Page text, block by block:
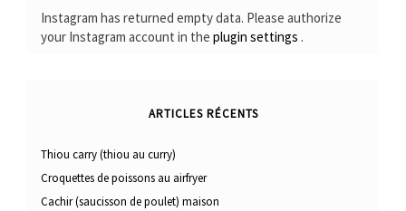
Instagram has returned empty data. Please authorize
your Instagram account in the plugin settings .
ARTICLES RÉCENTS
Thiou carry (thiou au curry)
Croquettes de poissons au airfryer
Cachir (saucisson de poulet) maison